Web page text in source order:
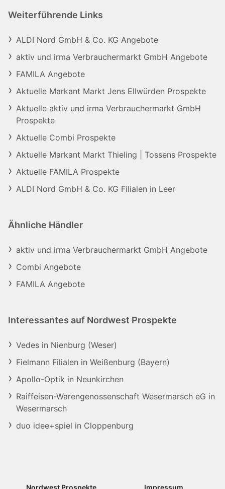
Weiterführende Links
ALDI Nord GmbH & Co. KG Angebote
aktiv und irma Verbrauchermarkt GmbH Angebote
FAMILA Angebote
Aktuelle Markant Markt Jens Ellwürden Prospekte
Aktuelle aktiv und irma Verbrauchermarkt GmbH
Prospekte
Aktuelle Combi Prospekte
Aktuelle Markant Markt Thieling | Tossens Prospekte
Aktuelle FAMILA Prospekte
ALDI Nord GmbH & Co. KG Filialen in Leer
Ähnliche Händler
aktiv und irma Verbrauchermarkt GmbH Angebote
Combi Angebote
FAMILA Angebote
Interessantes auf Nordwest Prospekte
Vedes in Nienburg (Weser)
Fielmann Filialen in Weißenburg (Bayern)
Apollo-Optik in Neunkirchen
Raiffeisen-Warengenossenschaft Wesermarsch eG in
Wesermarsch
duo idee+spiel in Cloppenburg
Nordwest Prospekte Impressum